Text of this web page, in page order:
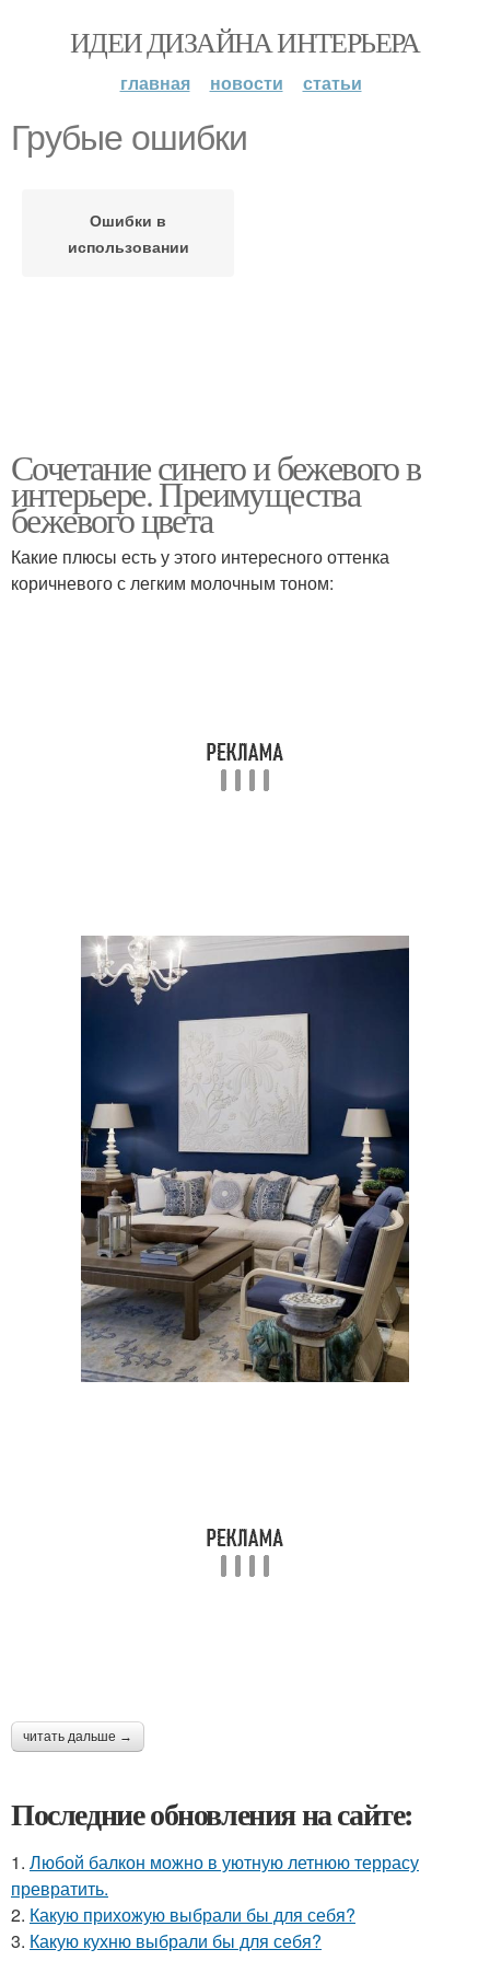
ИДЕИ ДИЗАЙНА ИНТЕРЬЕРА
главная новости статьи
Грубые ошибки
Ошибки в
использовании
Сочетание синего и бежевого в
интерьере. Преимущества
бежевого цвета
Какие плюсы есть у этого интересного оттенка
коричневого с легким молочным тоном:
читать дальше →
Последние обновления на сайте:
1. Любой балкон можно в уютную летнюю террасу
превратить.
2. Какую прихожую выбрали бы для себя?
3. Какую кухню выбрали бы для себя?